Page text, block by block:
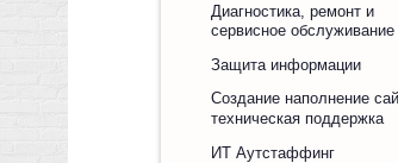
Диагностика, ремонт и
сервисное обслуживание
Защита информации
Создание наполнение
техническая поддержка
ИТ Аутстаффинг